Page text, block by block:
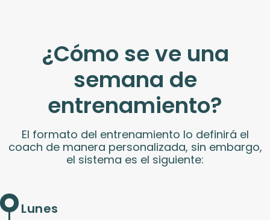
¿Cómo se ve una
semana de
entrenamiento?
El formato del entrenamiento lo definirá el
coach de manera personalizada, sin embargo,
el sistema es el siguiente:
Lunes